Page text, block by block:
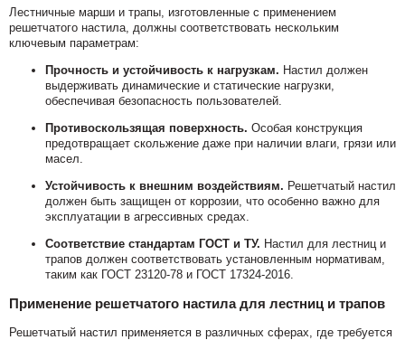
Лестничные марши и трапы, изготовленные с применением
решетчатого настила, должны соответствовать нескольким
ключевым параметрам:
Прочность и устойчивость к нагрузкам. Настил должен
выдерживать динамические и статические нагрузки,
обеспечивая безопасность пользователей.
Противоскользящая поверхность. Особая конструкция
предотвращает скольжение даже при наличии влаги, грязи или
масел.
Устойчивость к внешним воздействиям. Решетчатый настил
должен быть защищен от коррозии, что особенно важно для
эксплуатации в агрессивных средах.
Соответствие стандартам ГОСТ и ТУ. Настил для лестниц и
трапов должен соответствовать установленным нормативам,
таким как ГОСТ 23120-78 и ГОСТ 17324-2016.
Применение решетчатого настила для лестниц и трапов
Решетчатый настил применяется в различных сферах, где требуется